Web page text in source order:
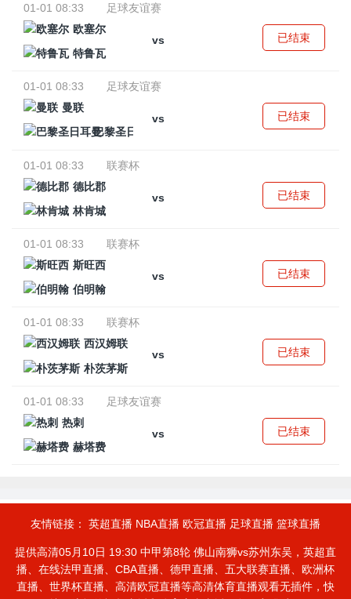
01-01 08:33
足球友谊赛
欧塞尔
vs
特鲁瓦
已结束
01-01 08:33
足球友谊赛
曼联
vs
巴黎圣日耳曼
已结束
01-01 08:33
联赛杯
德比郡
vs
林肯城
已结束
01-01 08:33
联赛杯
斯旺西
vs
伯明翰
已结束
01-01 08:33
联赛杯
西汉姆联
vs
朴茨茅斯
已结束
01-01 08:33
足球友谊赛
热刺
vs
赫塔费
已结束
友情链接： 英超直播 NBA直播 欧冠直播 足球直播 篮球直播
提供高清05月10日 19:30 中甲第8轮 佛山南狮vs苏州东吴，英超直
播、在线法甲直播、CBA直播、德甲直播、五大联赛直播、欧洲杯
直播、世界杯直播、高清欧冠直播等高清体育直播观看无插件，快